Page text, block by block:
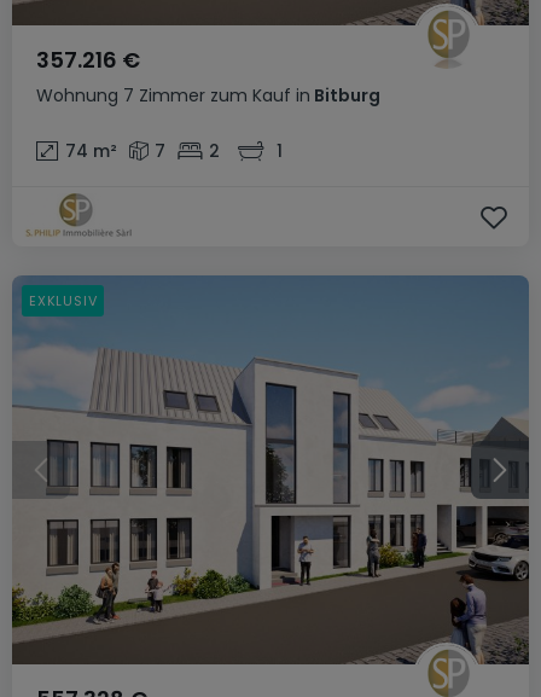
Wohnung 7 Zimmer zum Kauf in Bitburg
357.216 €
74 m² 7 2 1
EXKLUSIV